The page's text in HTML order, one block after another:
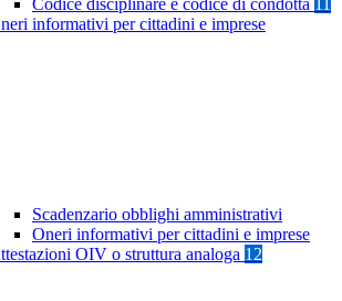
Codice disciplinare e codice di condotta 11
informativi per cittadini e imprese
Scadenzario obblighi amministrativi
Oneri informativi per cittadini e imprese
OIV o struttura analoga 12